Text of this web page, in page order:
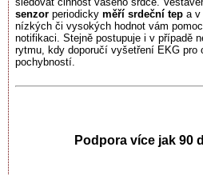
senzor periodicky měří srdeční tep a v
nízkých či vysokých hodnot vám
notifikaci. Stejně postupuje i v případě
rytmu, kdy doporučí vyšetření EKG pro
pochybností.
Podpora více jak 90